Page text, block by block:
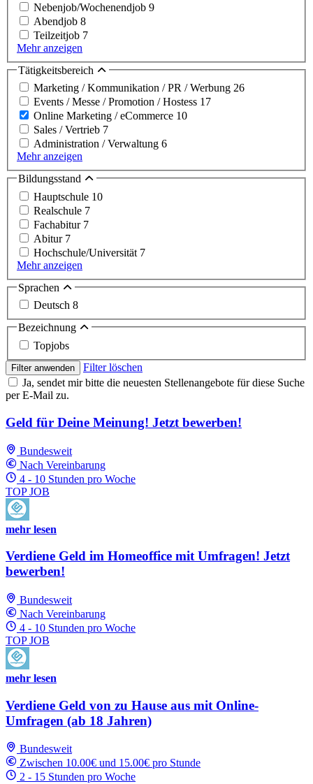
Nebenjob/Wochenendjob 9
Abendjob 8
Teilzeitjob 7
Mehr anzeigen
Tätigkeitsbereich
Marketing / Kommunikation / PR / Werbung 26
Events / Messe / Promotion / Hostess 17
Online Marketing / eCommerce 10
Sales / Vertrieb 7
Administration / Verwaltung 6
Mehr anzeigen
Bildungsstand
Hauptschule 10
Realschule 7
Fachabitur 7
Abitur 7
Hochschule/Universität 7
Mehr anzeigen
Sprachen
Deutsch 8
Bezeichnung
Topjobs
Filter anwenden
Filter löschen
Ja, sendet mir bitte die neuesten Stellenangebote für diese Suche
per E-Mail zu.
Geld für Deine Meinung! Jetzt bewerben!
Bundesweit
Nach Vereinbarung
4 - 10 Stunden pro Woche
TOP JOB
mehr lesen
Verdiene Geld im Homeoffice mit Umfragen! Jetzt
bewerben!
Bundesweit
Nach Vereinbarung
4 - 10 Stunden pro Woche
TOP JOB
mehr lesen
Verdiene Geld von zu Hause aus mit Online-
Umfragen (ab 18 Jahren)
Bundesweit
Zwischen 10.00€ und 15.00€ pro Stunde
2 - 15 Stunden pro Woche